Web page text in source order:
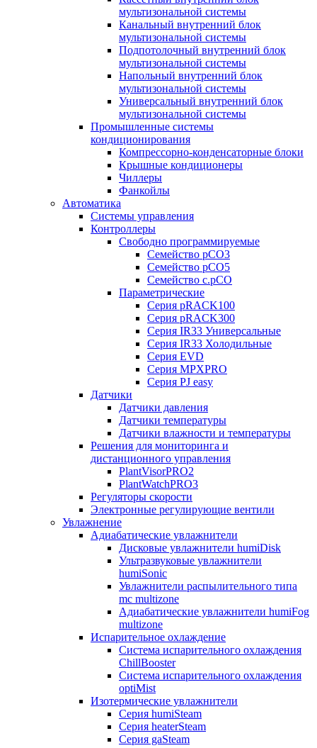
мультизональной системы
Канальный внутренний блок
мультизональной системы
Подпотолочный внутренний блок
мультизональной системы
Напольный внутренний блок
мультизональной системы
Универсальный внутренний блок
мультизональной системы
Промышленные системы
кондиционирования
Компрессорно-конденсаторные блоки
Крышные кондиционеры
Чиллеры
Фанкойлы
Автоматика
Системы управления
Контроллеры
Свободно программируемые
Семейство pCO3
Семейство pCO5
Семейство c.pCO
Параметрические
Серия pRACK100
Серия pRACK300
Серия IR33 Универсальные
Серия IR33 Холодильные
Серия EVD
Серия MPXPRO
Серия PJ easy
Датчики
Датчики давления
Датчики температуры
Датчики влажности и температуры
Решения для мониторинга и
дистанционного управления
PlantVisorPRO2
PlantWatchPRO3
Регуляторы скорости
Электронные регулирующие вентили
Увлажнение
Адиабатические увлажнители
Дисковые увлажнители humiDisk
Ультразвуковые увлажнители
humiSonic
Увлажнители распылительного типа
mc multizone
Адиабатические увлажнители humiFog
multizone
Испарительное охлаждение
Система испарительного охлаждения
ChillBooster
Система испарительного охлаждения
optiMist
Изотермические увлажнители
Серия humiSteam
Серия heaterSteam
Серия gaSteam